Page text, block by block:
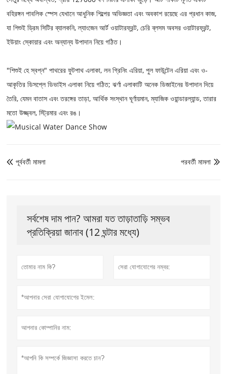
বহিরঙ্গন পাবলিক স্পেস যেখানে আধুনিক শিল্পের অভিজ্ঞতা এবং অবকাশ রয়েছে এর প্রধান কাজ,
যা শিশুই ড্রিম সিটির ব্যালকনি, ল্যাংজেন আর্ট ওয়াটারফ্রন্ট, চেরি ব্লসম অবসর ওয়াটারফ্রন্ট,
ইউয়াং স্কোয়ার এবং অন্যান্য উপাদান নিয়ে গঠিত।
"শিশুই হে স্বপ্ন" পাথরের ফুটপাথ এলাকা, লন গ্রিনিং এরিয়া, পুল ফাউন্টেন এরিয়া এবং ও-
আকৃতির ডিসপ্লে ডিভাইস এলাকা নিয়ে গঠিত; ঝর্ণা এলাকাটি অনেক ডিজাইনের উপাদান দিয়ে
তৈরি, যেমন বাতাস এবং তরঙ্গের তাড়া, আর্থিক সংস্থান ঘূর্ণায়মান, ম্যাজিক ওয়ান্ডারল্যান্ড, তারার
মতো উজ্জ্বল, স্ট্রিমার এবং রঙ।
 পূর্ববর্তী মামলা 
পরবর্তী মামলা
সর্বশেষ দাম পান? আমরা যত তাড়াতাড়ি সম্ভব
প্রতিক্রিয়া জানাব (12 ঘন্টার মধ্যে)